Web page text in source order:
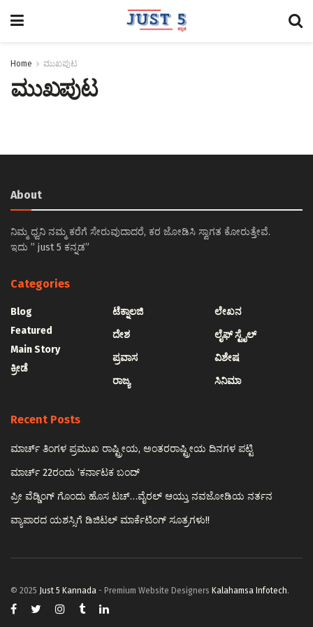
Home ಮುಖಪುಟ
ಮುಖಪುಟ
About
ನಿಮ್ಮ ಧ್ವನಿ ನಮ್ಮ ಕರೆಗೆ ಸೇರುವುದಾದರೆ, ಕರ ಜೋಡಿಸಿ ಸ್ವಾಗತ ಕೋರುತ್ತೇವೆ.
ಇದು ” just 5 ಕನ್ನಡ”
Categories
Blog
Featured
Main Story
ಕ್ರೀಡೆ
ಟೆಕ್ನಾಲಜಿ
ದೇಶ
ಪ್ರವಾಸ
ರಾಜ್ಯ
ಲೇಖನ
ಲೈಫ್ ಸ್ಟೈಲ್
ವಿಶೇಷ
ಸಿನಿಮಾ
Recent Posts
ಮಾರ್ಚ್ ತಿಂಗಳ ಪ್ರಮುಖ ರಾಷ್ಟ್ರೀಯ, ಅಂತರರಾಷ್ಟ್ರೀಯ ದಿನಗಳ ಪಟ್ಟಿ
ಮಾರ್ಚ್ 22ರಂದು ‘ಕರ್ನಾಟಕ ಬಂದ್
ಪ್ರೀ ವೆಡ್ಡಿಂಗ್ ಗೊಂದು ಹೊಸ ಟಚ್…ವೈರಲ್ ಆಯ್ತು ನವಜೋಡಿಯ ನರ್ತನ
ವ್ಯಾಪಾರದ ಯಶಸ್ಸಿಗೆ ಡಿಜಿಟಲ್ ಮಾರ್ಕೆಟಿಂಗ್ ಸೂತ್ರಗಳು!!
© 2025 Just 5 Kannada - Premium Website Designers Kalahamsa Infotech.